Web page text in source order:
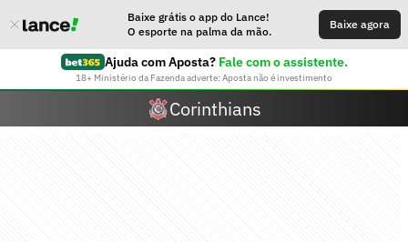
Baixe grátis o app do Lance!
O esporte na palma da mão.
Baixe agora
Ajuda com Aposta? Fale com o assistente.
18+ Ministério da Fazenda adverte: Aposta não é investimento
Corinthians